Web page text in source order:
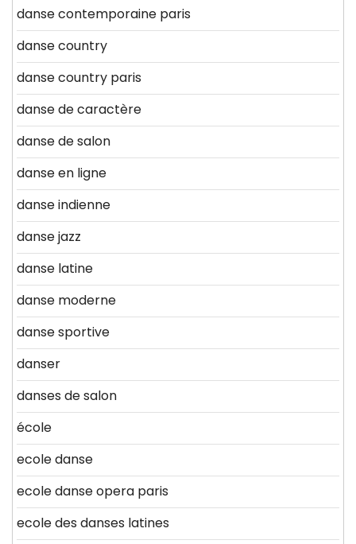
danse contemporaine paris
danse country
danse country paris
danse de caractère
danse de salon
danse en ligne
danse indienne
danse jazz
danse latine
danse moderne
danse sportive
danser
danses de salon
école
ecole danse
ecole danse opera paris
ecole des danses latines